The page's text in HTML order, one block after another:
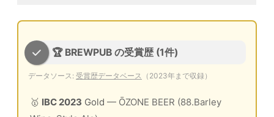
🏆 BREWPUB の受賞歴 (1件)
データソース: 受賞歴データベース （2023年まで収録）
🥇 IBC 2023 Gold — ŌZONE BEER (88.Barley